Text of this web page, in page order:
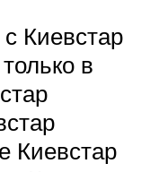
Киевстар
в
Киевстар